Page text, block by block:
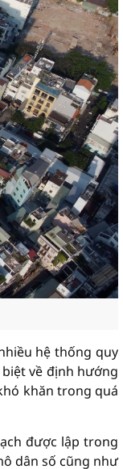
hệ thống quy
về định hướng
khăn trong quá
được lập trong
dân số cũng như